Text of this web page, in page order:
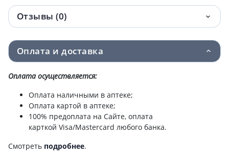
Avent scy764/02 соска силик anti-colics
6мес №2
378 грн.
Avent scy763/02 соска силик anti-colics
3мес №2
378 грн.
носиком 6+мес девоч 200мл
Avent (Авент) 551/05 чашка непроливайка
с носиком 6+мес мальч 200мл
Отзывы (0)
Оплата и доставка
Оплата осуществляется:
Оплата наличными в аптеке;
Оплата картой в аптеке;
100% предоплата на Сайте, оплата
карткой Visa/Mastercard любого банка.
Смотреть подробнее.